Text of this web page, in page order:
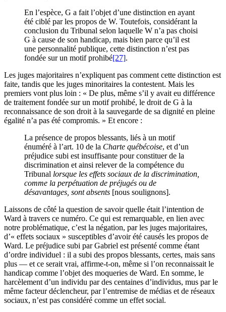
En l’espèce, G a fait l’objet d’une distinction en ayant
été ciblé par les propos de W. Toutefois, considérant la
conclusion du Tribunal selon laquelle W n’a pas choisi
G à cause de son handicap, mais bien parce qu’il est
une personnalité publique, cette distinction n’est pas
fondée sur un motif prohibé[27].
Les juges majoritaires n’expliquent pas comment cette distinction est
faite, tandis que les juges minoritaires la contestent. Mais les
premiers vont plus loin : « De plus, même s’il y avait eu différence
de traitement fondée sur un motif prohibé, le droit de G à la
reconnaissance de son droit à la sauvegarde de sa dignité en pleine
égalité n’a pas été compromis. » Et encore :
La présence de propos blessants, liés à un motif
énuméré à l’art. 10 de la Charte québécoise, et d’un
préjudice subi est insuffisante pour constituer de la
discrimination et ainsi relever de la compétence du
Tribunal lorsque les effets sociaux de la discrimination,
comme la perpétuation de préjugés ou de
désavantages, sont absents [nous soulignons].
Laissons de côté la question de savoir quelle était l’intention de
Ward à travers ce numéro. Ce qui est remarquable, en lien avec
notre problématique, c’est la négation, par les juges majoritaires,
d’« effets sociaux » susceptibles d’avoir été causés les propos de
Ward. Le préjudice subi par Gabriel est présenté comme étant
d’ordre individuel : il a subi des propos blessants, certes, mais sans
plus — et ce serait vrai, affirme-t-on, même si l’on reconnaissait le
handicap comme l’objet des moqueries de Ward. En somme, le
harcèlement d’un individu par des centaines d’individus, mus par le
même facteur déclencheur, par l’entremise de médias et de réseaux
sociaux, n’est pas considéré comme un effet social.